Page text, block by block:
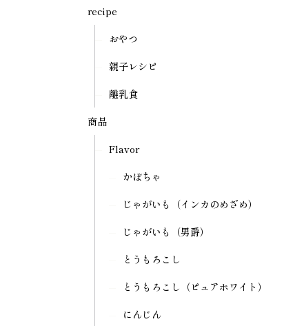
recipe
おやつ
親子レシピ
離乳食
商品
Flavor
かぼちゃ
じゃがいも（インカのめざめ）
じゃがいも（男爵）
とうもろこし
とうもろこし（ピュアホワイト）
にんじん